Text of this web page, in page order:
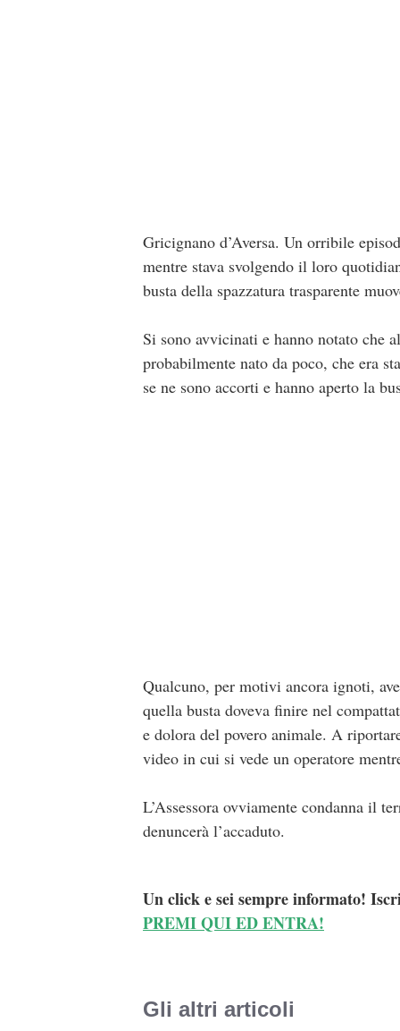
Gricignano d’Aversa. Un orribile
mentre stava svolgendo il loro
busta della spazzatura trasparente
Si sono avvicinati e hanno notato che
probabilmente nato da poco, che era
se ne sono accorti e hanno aperto la
Qualcuno, per motivi ancora ignoti,
quella busta doveva finire nel
e dolora del povero animale. A
video in cui si vede un operatore
L’Assessora ovviamente condanna il
denuncerà l’accaduto.
Un click e sei sempre informato!
PREMI QUI ED ENTRA!
Gli altri articoli